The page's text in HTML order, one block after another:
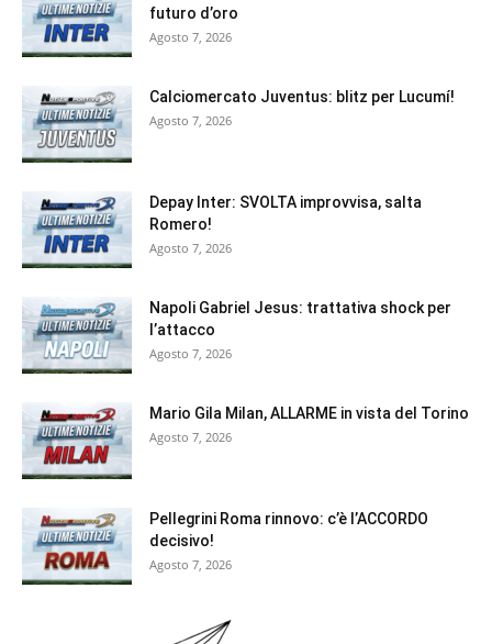
futuro d’oro
Agosto 7, 2026
Calciomercato Juventus: blitz per Lucumí!
Agosto 7, 2026
Depay Inter: SVOLTA improvvisa, salta
Romero!
Agosto 7, 2026
Napoli Gabriel Jesus: trattativa shock per
l’attacco
Agosto 7, 2026
Mario Gila Milan, ALLARME in vista del Torino
Agosto 7, 2026
Pellegrini Roma rinnovo: c’è l’ACCORDO
decisivo!
Agosto 7, 2026